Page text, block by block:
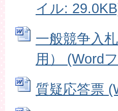
イル:
一般競争入
用） (Word
質疑応答票